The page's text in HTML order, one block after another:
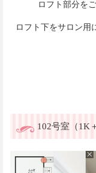
ロフト部分を
ロフト下をサロン用
102号室（1K